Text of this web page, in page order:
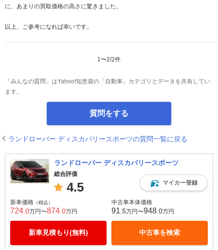
に、あまりの買取価格の高さに驚きました。
以上、ご参考になれば幸いです。
1 〜2/2件
「みんなの質問」はYahoo!知恵袋の「自動車」カテゴリとデータを共有してい
ます。
質問をする
ランドローバー ディスカバリースポーツの質問一覧に戻る
ランドローバー ディスカバリースポーツ
総合評価
4.5 マイカー登録
新車価格 （税込）
724 .0万円〜874 .0万円
新車見積もり(無料)
中古車本体価格
91 .5万円〜948 .0万円
中古車を検索